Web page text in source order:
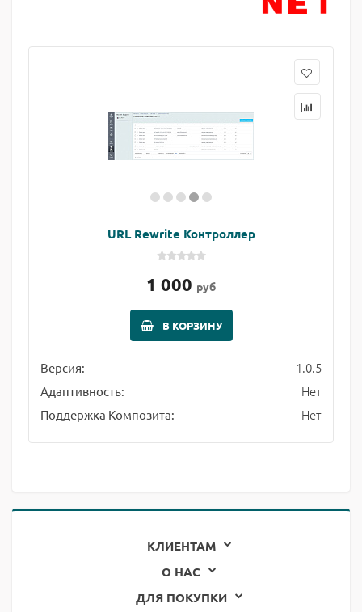
URL Rewrite Контроллер
1 000 руб
В КОРЗИНУ
Версия: 1.0.5
Адаптивность: Нет
Поддержка Композита: Нет
КЛИЕНТАМ
О НАС
ДЛЯ ПОКУПКИ